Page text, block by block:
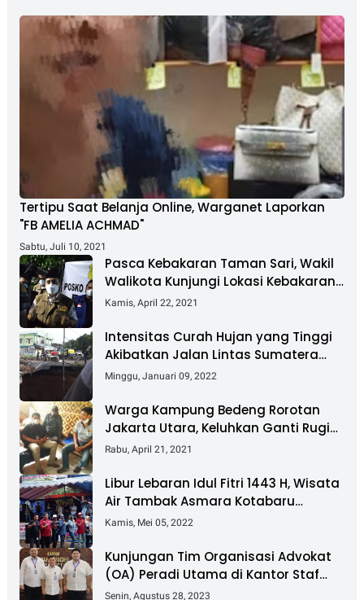
Tertipu Saat Belanja Online, Warganet Laporkan
"FB AMELIA ACHMAD"
Sabtu, Juli 10, 2021
Pasca Kebakaran Taman Sari, Wakil
Walikota Kunjungi Lokasi Kebakaran
Dan Salurkan Bantuan
Kamis, April 22, 2021
Intensitas Curah Hujan yang Tinggi
Akibatkan Jalan Lintas Sumatera
Nyaris Putus
Minggu, Januari 09, 2022
Warga Kampung Bedeng Rorotan
Jakarta Utara, Keluhkan Ganti Rugi
Pembebasan Lahan Tol Cibitung -
Rabu, April 21, 2021
Libur Lebaran Idul Fitri 1443 H, Wisata
Air Tambak Asmara Kotabaru
Dipadati Ribuan Pengunjung
Kamis, Mei 05, 2022
Kunjungan Tim Organisasi Advokat
(OA) Peradi Utama di Kantor Staf
Kepresidenan RI Istana Negara
Senin, Agustus 28, 2023